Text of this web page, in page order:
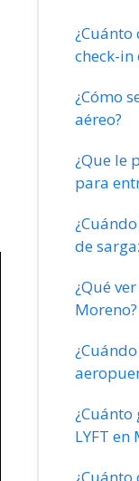
check-in
¿Cómo
aéreo?
¿Que le
para
de
¿Qué
Moreno?
LYFT en